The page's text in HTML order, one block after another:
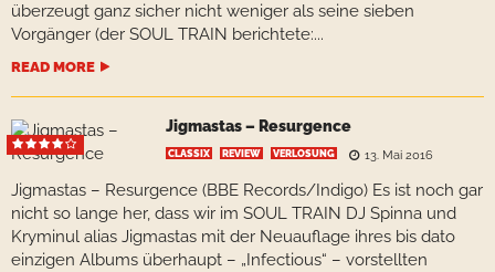
überzeugt ganz sicher nicht weniger als seine sieben
Vorgänger (der SOUL TRAIN berichtete:...
READ MORE
Jigmastas – Resurgence
CLASSIX REVIEW VERLOSUNG 13. Mai 2016
Jigmastas – Resurgence (BBE Records/Indigo) Es ist noch gar
nicht so lange her, dass wir im SOUL TRAIN DJ Spinna und
Kryminul alias Jigmastas mit der Neuauflage ihres bis dato
einzigen Albums überhaupt – „Infectious“ – vorstellten